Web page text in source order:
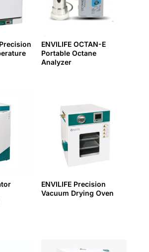
ENVILIFE OCTAN-E
Portable Octane
Analyzer
ENVILIFE Precision
Vacuum Drying Oven